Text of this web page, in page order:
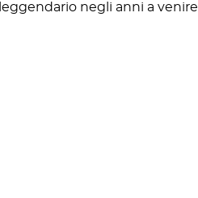
negli anni a venire.